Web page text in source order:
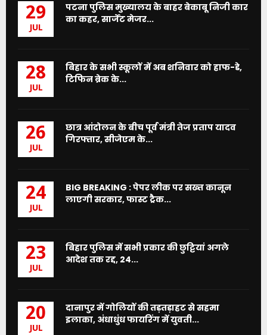
29
JUL
पटना पुलिस मुख्यालय के बाहर बेकाबू निजी कार
का कहर, सार्जेंट मेजर...
28
JUL
बिहार के सभी स्कूलों में अब शनिवार को हाफ-डे,
टिफिन ब्रेक के...
26
JUL
छात्र आंदोलन के बीच पूर्व मंत्री तेज प्रताप यादव
गिरफ्तार, सीजेएम के...
24
JUL
BIG BREAKING : पेपर लीक पर सख्त कानून
लाएगी सरकार, फास्ट ट्रैक...
23
JUL
बिहार पुलिस में सभी प्रकार की छुट्टियां अगले
आदेश तक रद्द, 24...
20
JUL
दानापुर में गोलियों की तड़तड़ाहट से सहमा
इलाका, अंधाधुंध फायरिंग में युवती...